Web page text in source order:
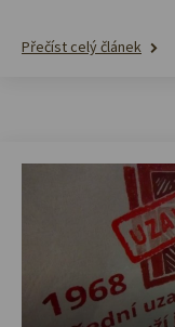
Přečíst celý článek